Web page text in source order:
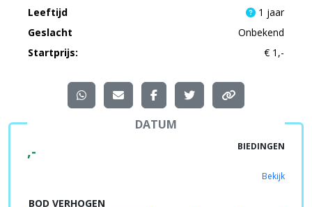
Leeftijd
1 jaar
Geslacht
Onbekend
Startprijs:
€ 1,-
DATUM
,- BIEDINGEN
Bekijk
BOD VERHOGEN